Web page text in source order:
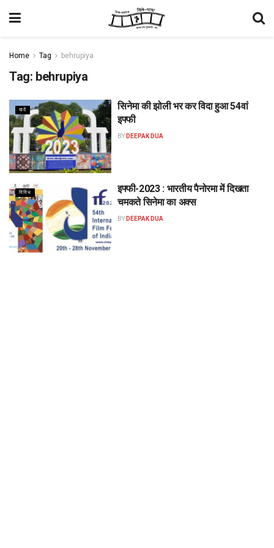
Home Tag behrupiya
Tag: behrupiya
यादें
सिनेमा की झोली भर कर विदा हुआ 54वां
इफ्फी
BY DEEPAK DUA
विविध
इफ्फी-2023 : भारतीय पैनोरमा में दिखता
चमकते सिनेमा का अक्स
BY DEEPAK DUA